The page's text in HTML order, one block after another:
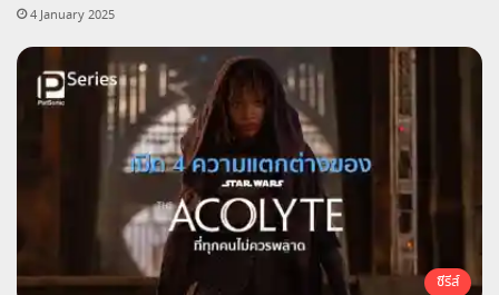
4 January 2025
ซีรีส์